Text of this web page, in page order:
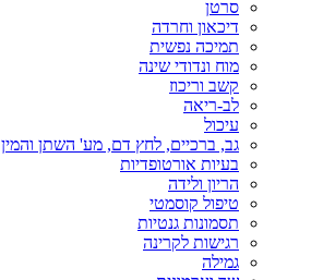
סרטן
דיכאון וחרדה
תמיכה נפשית
מוח ונדודי שינה
קשב וריכוז
לב-ריאה
עיכול
גב, ברכיים, לחץ דם, מע' השתן והמין
בעיות אורטופדיות
הריון ולידה
טיפול קוסמטי
תסמונות גנטיות
רגישות לקרינה
גמילה